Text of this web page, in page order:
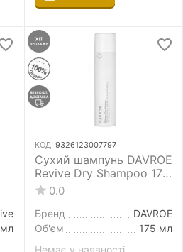
КОД: 9326123007797
Сухий шампунь DAVROE
Revive Dry Shampoo 175
мл 0.0
Бренд
DAVROE
Об'єм
175 мл
Немає у наявності